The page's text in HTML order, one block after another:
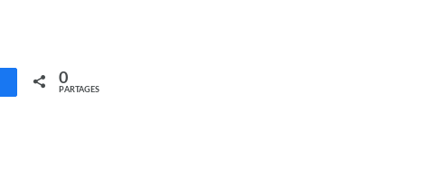
0
PARTAGES